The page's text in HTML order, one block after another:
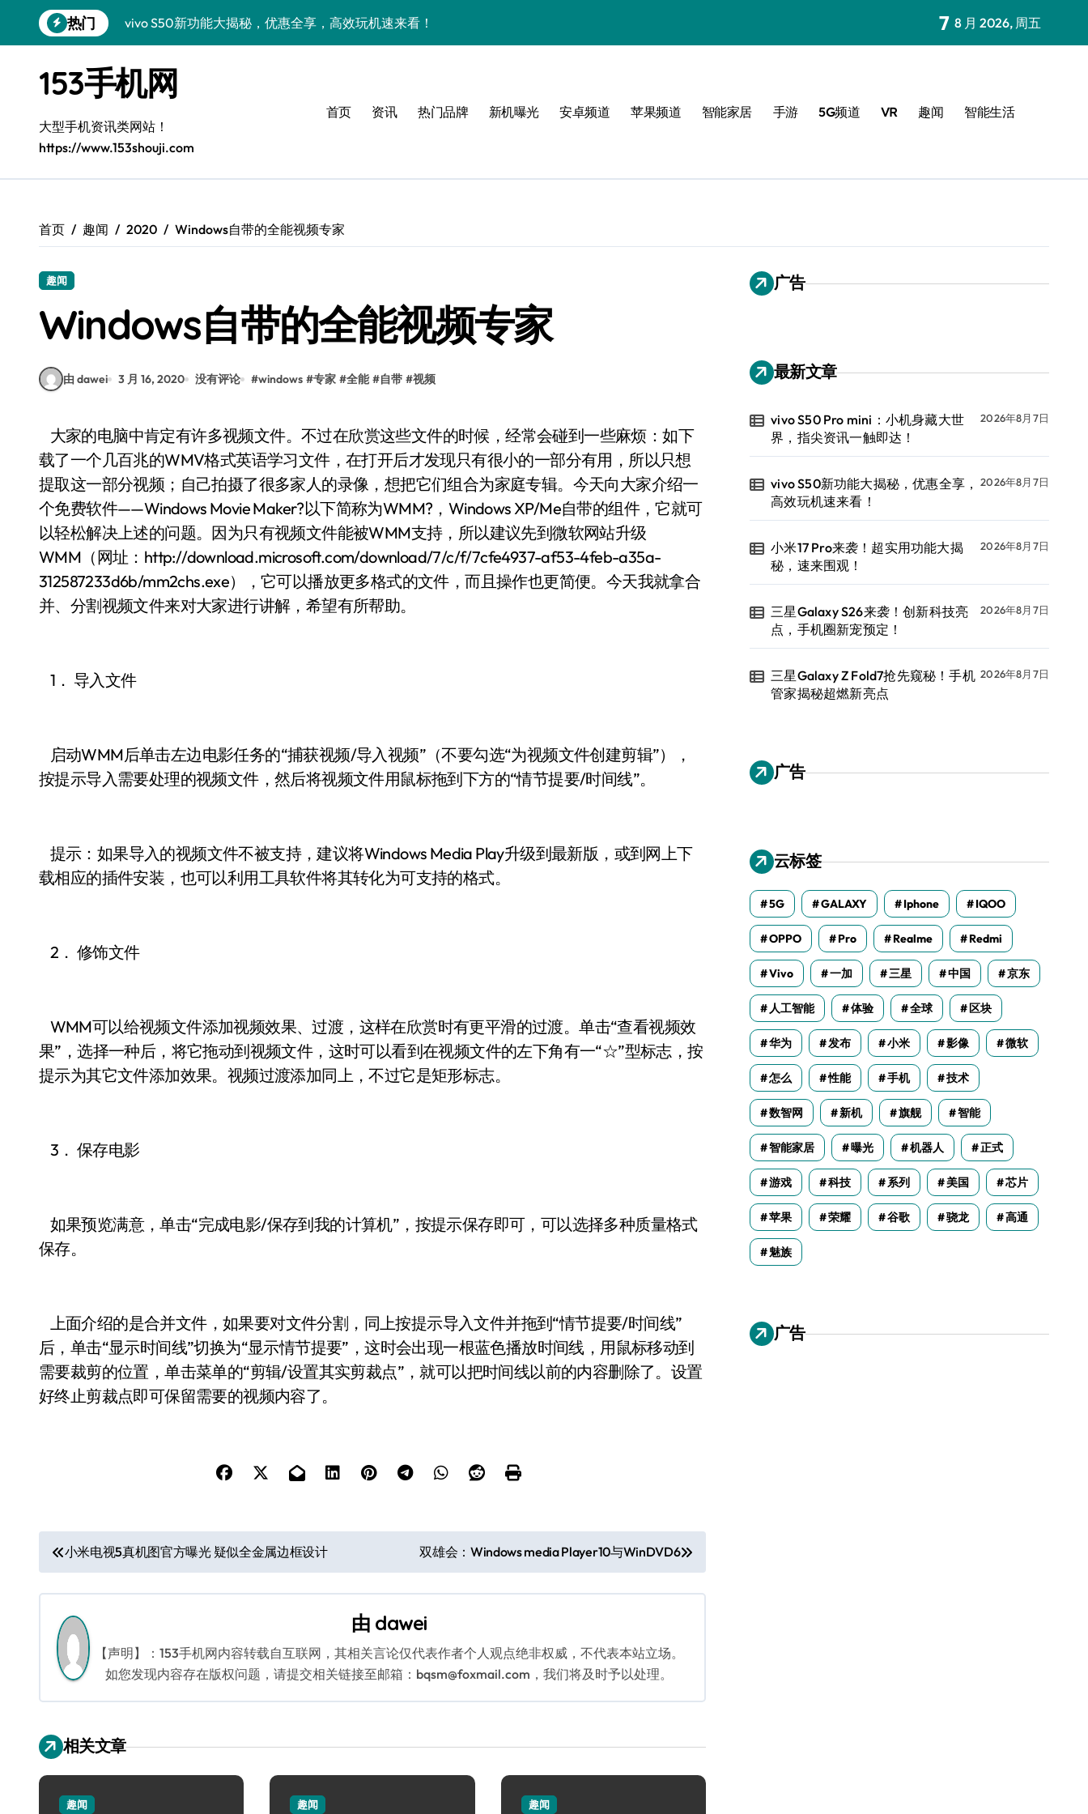
到
热门
vivo S50新功能大揭秘，优惠全享，高效玩机速来看！
三星Galaxy S26来袭！创新科技亮点，手机圈新宠预定！
三星Galaxy Z Fold7抢先窥秘！手机管家揭秘超燃新亮点
S25 Ultra颜值炸裂！定制主题潮到没朋友
S24+震撼登场，美出新高度！
A56 5G登场，三星风尚新定义！
vivo S50 Pro mini：小机身藏大世界，指尖资讯一触即达！
7 8 月 2026, 周五
153手机网
大型手机资讯类网站！
https://www.153shouji.com
首页 资讯 热门品牌 新机曝光 安卓频道 苹果频道 智能家居 手游 5G频道 VR 趣闻 智能生活
首页 趣闻 2020 Windows自带的全能视频专家
趣闻
Windows自带的全能视频专家
由 dawei 3 月 16, 2020 没有评论 #windows #专家 #全能 #自带 #视频
大家的电脑中肯定有许多视频文件。不过在欣赏这些文件的时候，经常会碰到一些麻烦：如下
载了一个几百兆的WMV格式英语学习文件，在打开后才发现只有很小的一部分有用，所以只想
提取这一部分视频；自己拍摄了很多家人的录像，想把它们组合为家庭专辑。今天向大家介绍一
个免费软件——Windows Movie Maker?以下简称为WMM?，Windows XP/Me自带的组件，它就可
以轻松解决上述的问题。因为只有视频文件能被WMM支持，所以建议先到微软网站升级
WMM（网址：http://download.microsoft.com/download/7/c/f/7cfe4937-af53-4feb-a35a-
312587233d6b/mm2chs.exe），它可以播放更多格式的文件，而且操作也更简便。今天我就拿合
并、分割视频文件来对大家进行讲解，希望有所帮助。
1． 导入文件
启动WMM后单击左边电影任务的“捕获视频/导入视频”（不要勾选“为视频文件创建剪辑”），
按提示导入需要处理的视频文件，然后将视频文件用鼠标拖到下方的“情节提要/时间线”。
提示：如果导入的视频文件不被支持，建议将Windows Media Play升级到最新版，或到网上下
载相应的插件安装，也可以利用工具软件将其转化为可支持的格式。
2． 修饰文件
WMM可以给视频文件添加视频效果、过渡，这样在欣赏时有更平滑的过渡。单击“查看视频效
果”，选择一种后，将它拖动到视频文件，这时可以看到在视频文件的左下角有一“☆”型标志，按
提示为其它文件添加效果。视频过渡添加同上，不过它是矩形标志。
3． 保存电影
如果预览满意，单击“完成电影/保存到我的计算机”，按提示保存即可，可以选择多种质量格式
保存。
上面介绍的是合并文件，如果要对文件分割，同上按提示导入文件并拖到“情节提要/时间线”
后，单击“显示时间线”切换为“显示情节提要”，这时会出现一根蓝色播放时间线，用鼠标移动到
需要裁剪的位置，单击菜单的“剪辑/设置其实剪裁点”，就可以把时间线以前的内容删除了。设置
好终止剪裁点即可保留需要的视频内容了。
文
章
导
航
小米电视5真机图官方曝光 疑似全金属边框设计 双雄会：Windows media Player10与WinDVD6
由 dawei
【声明】：153手机网内容转载自互联网，其相关言论仅代表作者个人观点绝非权威，不代表本站立场。
如您发现内容存在版权问题，请提交相关链接至邮箱：bqsm@foxmail.com，我们将及时予以处理。
相关文章
趣闻 趣闻 趣闻
广告
最新文章
vivo S50 Pro mini：小机身藏大世
界，指尖资讯一触即达！
2026年8月7日
vivo S50新功能大揭秘，优惠全享，
高效玩机速来看！
2026年8月7日
小米17 Pro来袭！超实用功能大揭
秘，速来围观！
2026年8月7日
三星Galaxy S26来袭！创新科技亮
点，手机圈新宠预定！
2026年8月7日
三星Galaxy Z Fold7抢先窥秘！手机
管家揭秘超燃新亮点
2026年8月7日
广告
云标签
5G GALAXY Iphone IQOO
OPPO Pro Realme Redmi
Vivo 一加 三星 中国 京东
人工智能 体验 全球 区块
华为 发布 小米 影像 微软
怎么 性能 手机 技术
数智网 新机 旗舰 智能
智能家居 曝光 机器人 正式
游戏 科技 系列 美国 芯片
苹果 荣耀 谷歌 骁龙 高通
魅族
广告